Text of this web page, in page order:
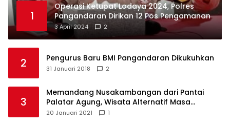
1
Operasi Ketupat Lodaya 2024, Polres
Pangandaran Dirikan 12 Pos Pengamanan
3 April 2024 2
2 Pengurus Baru BMI Pangandaran Dikukuhkan
31 Januari 2018 2
3
Memandang Nusakambangan dari Pantai
Palatar Agung, Wisata Alternatif Masa
Pandemi
20 Januari 2021 1